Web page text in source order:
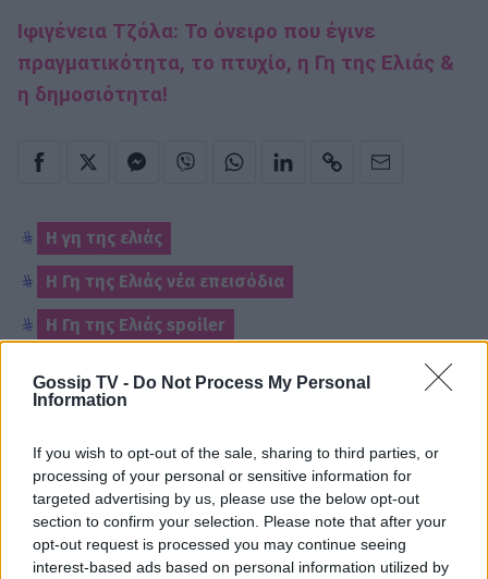
Gossip TV - Do Not Process My Personal
Information
If you wish to opt-out of the sale, sharing to third parties, or
processing of your personal or sensitive information for
targeted advertising by us, please use the below opt-out
section to confirm your selection. Please note that after your
opt-out request is processed you may continue seeing
interest-based ads based on personal information utilized by
Ιφιγένεια Τζόλα: To όνειρο που έγινε
πραγματικότητα, το πτυχίο, η Γη της Ελιάς &
η δημοσιότητα!
Η γη της ελιάς
Η Γη της Ελιάς νέα επεισόδια
Η Γη της Ελιάς spoiler
ΡΟΗ ΕΙΔΗΣΕΩΝ